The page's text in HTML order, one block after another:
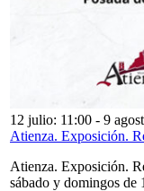
12 julio: 11:00 - 9
Atienza. Exposición.
Atienza. Exposición.
sábado y domingos de